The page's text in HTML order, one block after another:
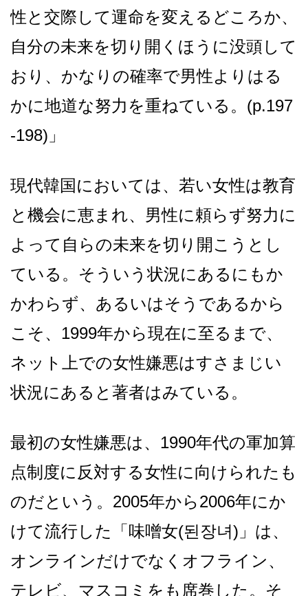
性と交際して運命を変えるどころか、
自分の未来を切り開くほうに没頭して
おり、かなりの確率で男性よりはる
かに地道な努力を重ねている。(p.197
-198)」
現代韓国においては、若い女性は教育
と機会に恵まれ、男性に頼らず努力に
よって自らの未来を切り開こうとし
ている。そういう状況にあるにもか
かわらず、あるいはそうであるから
こそ、1999年から現在に至るまで、
ネット上での女性嫌悪はすさまじい
状況にあると著者はみている。
最初の女性嫌悪は、1990年代の軍加算
点制度に反対する女性に向けられたも
のだという。2005年から2006年にか
けて流行した「味噌女(된장녀)」は、
オンラインだけでなくオフライン、
テレビ、マスコミをも席巻した。そ